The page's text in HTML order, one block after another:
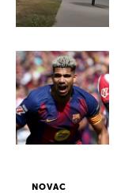
NOVAC